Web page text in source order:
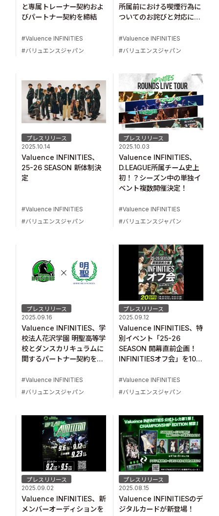
と専属トレーナー契約およ
びパートナー契約を締結
Valuence INFINITIES
バリュエンスジャパン
所属前における喫煙行為に
ついてのお詫びと対応につ
Valuence INFINITIES
バリュエンスジャパン
プレスリリース
2025.10.14
Valuence INFINITIES、
25-26 SEASON 新体制決
定
Valuence INFINITIES
バリュエンスジャパン
プレスリリース
2025.10.03
Valuence INFINITIES、
D.LEAGUE所属チーム史上
初！？シーズン中の単独イ
ベント複数開催決定！
Valuence INFINITIES
バリュエンスジャパン
プレスリリース
2025.09.16
Valuence INFINITIES、学
校法人花沢学園 明聖高等学
校とダンスカリキュラムに
関するパートナー契約を締
Valuence INFINITIES
バリュエンスジャパン
プレスリリース
2025.09.12
Valuence INFINITIES、特
別イベント「25-26
SEASON 開幕直前企画！
INFINITIESオフ会」を10月
催！
Valuence INFINITIES
バリュエンスジャパン
プレスリリース
2025.09.02
Valuence INFINITIES、新
メンバーオーディションを
プレスリリース
2025.08.15
Valuence INFINITIESのデ
ジタルカードが新登場！